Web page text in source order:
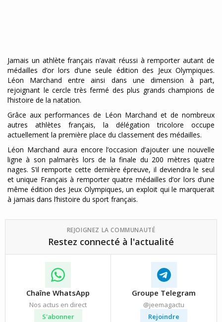
Jamais un athlète français n’avait réussi à remporter autant de
médailles d’or lors d’une seule édition des Jeux Olympiques.
Léon Marchand entre ainsi dans une dimension à part,
rejoignant le cercle très fermé des plus grands champions de
l’histoire de la natation.
Grâce aux performances de Léon Marchand et de nombreux
autres athlètes français, la délégation tricolore occupe
actuellement la première place du classement des médailles.
Léon Marchand aura encore l’occasion d’ajouter une nouvelle
ligne à son palmarès lors de la finale du 200 mètres quatre
nages. S’il remporte cette dernière épreuve, il deviendra le seul
et unique Français à remporter quatre médailles d’or lors d’une
même édition des Jeux Olympiques, un exploit qui le marquerait
à jamais dans l’histoire du sport français.
REJOIGNEZ LA COMMUNAUTÉ
Restez connecté à l'actualité
Chaîne WhatsApp
Nos actus en direct
S'abonner
Groupe Telegram
@jeemagactu
Rejoindre